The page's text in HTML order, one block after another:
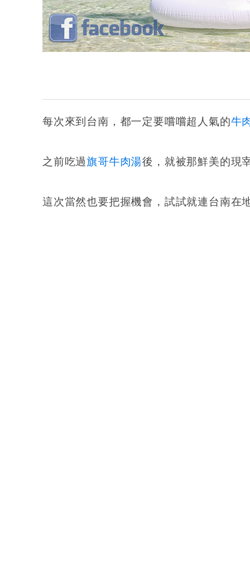
每次來到台南，都一定要嚐嚐超人氣的牛
之前吃過旗哥牛肉湯後，就被那鮮美的現
這次當然也要把握機會，試試就連台南在